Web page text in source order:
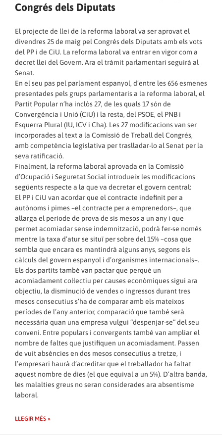
Congrés dels Diputats
El projecte de llei de la reforma laboral va ser aprovat el
divendres 25 de maig pel Congrés dels Diputats amb els vots
del PP i de CiU. La reforma laboral va entrar en vigor com a
decret llei del Govern. Ara el tràmit parlamentari seguirà al
Senat.
En el seu pas pel parlament espanyol, d’entre les 656 esmenes
presentades pels grups parlamentaris a la reforma laboral, el
Partit Popular n’ha inclòs 27, de les quals 17 són de
Convergència i Unió (CiU) i la resta, del PSOE, el PNB i
Esquerra Plural (IU, ICV i Cha). Les 27 modificacions van ser
incorporades al text a la Comissió de Treball del Congrés,
amb competència legislativa per traslladar-lo al Senat per la
seva ratificació.
Finalment, la reforma laboral aprovada en la Comissió
d’Ocupació i Seguretat Social introdueix les modificacions
següents respecte a la que va decretar el govern central:
El PP i CiU van acordar que el contracte indefinit per a
autònoms i pimes –el contracte per a emprenedors–, que
allarga el període de prova de sis mesos a un any i que
permet acomiadar sense indemnització, podrà fer-se només
mentre la taxa d’atur se situï per sobre del 15% –cosa que
sembla que encara es mantindrà alguns anys, segons els
càlculs del govern espanyol i d’organismes internacionals–.
Els dos partits també van pactar que perquè un
acomiadament col·lectiu per causes econòmiques sigui ara
objectiu, la disminució de vendes o ingressos durant tres
mesos consecutius s’ha de comparar amb els mateixos
períodes de l’any anterior, comparació que també serà
necessària quan una empresa vulgui “despenjar-se” del seu
conveni. Entre populars i convergents també van ampliar el
nombre de faltes que justifiquen un acomiadament. Passen
de vuit absències en dos mesos consecutius a tretze, i
l’empresari haurà d’acreditar que el treballador ha faltat
aquest nombre de dies (el que equival a un 5%). D’altra banda,
les malalties greus no seran considerades ara absentisme
laboral.
LLEGIR MÉS »